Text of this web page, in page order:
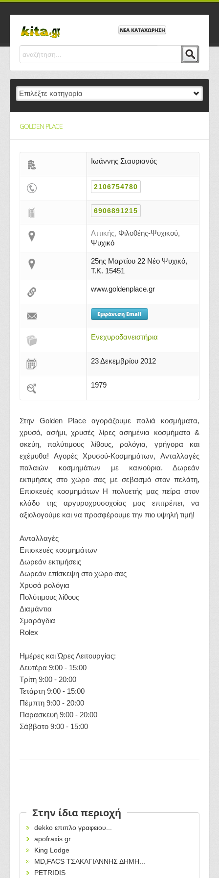
ΝΕΑ ΚΑΤΑΧΩΡΗΣΗ
GOLDEN PLACE
Ιωάννης Σταυριανός
2106754780
6906891215
Αττικής, Φιλοθέης-Ψυχικού,
Ψυχικό
25ης Μαρτίου 22 Νέο Ψυχικό,
Τ.Κ. 15451
www.goldenplace.gr
Εμφάνιση Email
Ενεχυροδανειστήρια
23 Δεκεμβρίου 2012
1979
Στην Golden Place αγοράζουμε παλιά κοσμήματα,
χρυσό, ασήμι, χρυσές λίρες ασημένια κοσμήματα &
σκεύη, πολύτιμους λίθους, ρολόγια, γρήγορα και
εχέμυθα! Αγορές Χρυσού-Κοσμημάτων, Ανταλλαγές
παλαιών κοσμημάτων με καινούρια. Δωρεάν
εκτιμήσεις στο χώρο σας με σεβασμό στον πελάτη,
Επισκευές κοσμημάτων Η πολυετής μας πείρα στον
κλάδο της αργυροχρυσοχοίας μας επιτρέπει, να
αξιολογούμε και να προσφέρουμε την πιο υψηλή τιμή!
Ανταλλαγές
Επισκευές κοσμημάτων
Δωρεάν εκτιμήσεις
Δωρεάν επίσκεψη στο χώρο σας
Χρυσά ρολόγια
Πολύτιμους λίθους
Διαμάντια
Σμαράγδια
Rolex
Ημέρες και Ώρες Λειτουργίας:
Δευτέρα 9:00 - 15:00
Τρίτη 9:00 - 20:00
Τετάρτη 9:00 - 15:00
Πέμπτη 9:00 - 20:00
Παρασκευή 9:00 - 20:00
Σάββατο 9:00 - 15:00
Στην ίδια περιοχή
dekko επιπλο γραφειου...
apofraxis.gr
King Lodge
MD,FACS ΤΣΑΚΑΓΙΑΝΝΗΣ ΔΗΜΗ...
PETRIDIS